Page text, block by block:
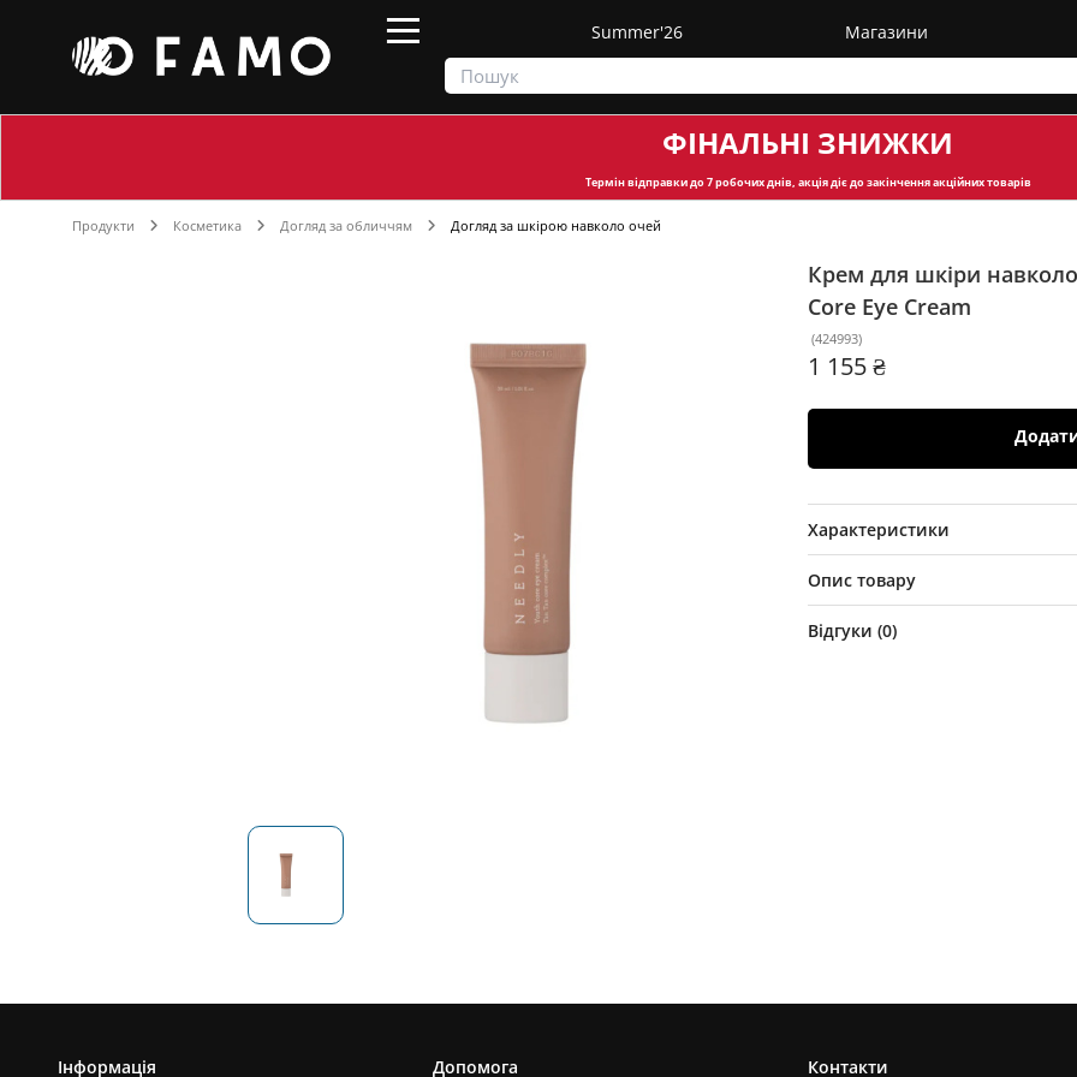
Summer'26 Магазини
ФІНАЛЬНІ ЗНИЖКИ
Термін відправкидо 7 робочих днів, акція діє до закінчення акційних товарів
Продукти Косметика Догляд за обличчям Догляд за шкірою навколо очей
Крем для шкіри
Core Eye Cream
(424993)
1 155 ₴
Характеристики
Опис товару
Відгуки (0)
Інформація Допомога Контакти